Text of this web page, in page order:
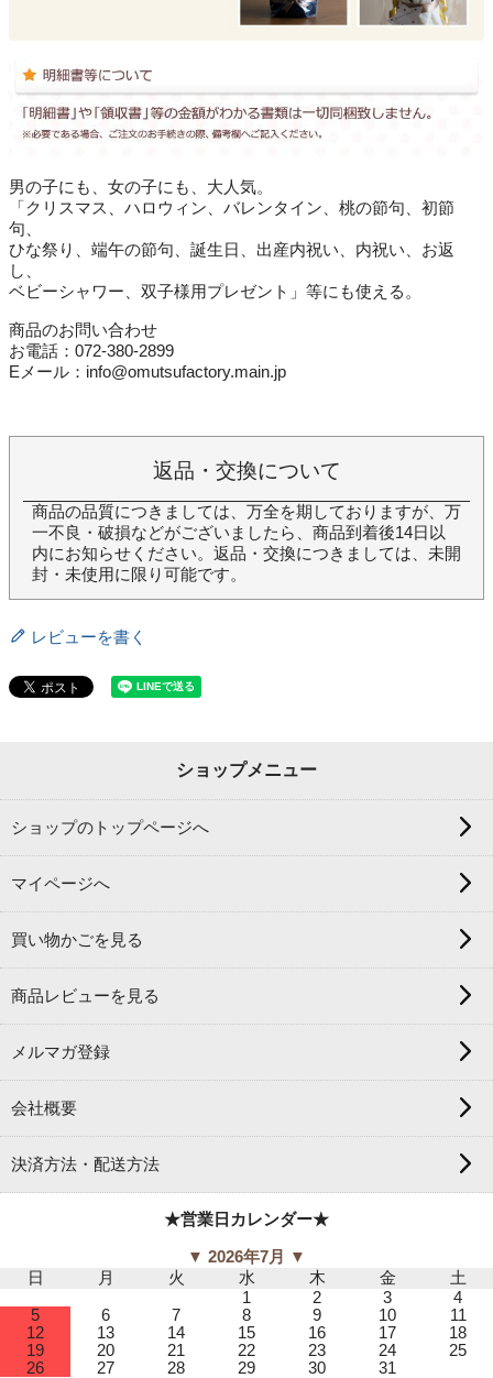
男の子にも、女の子にも、大人気。
「クリスマス、ハロウィン、バレンタイン、桃の節句、初節
句、
ひな祭り、端午の節句、誕生日、出産内祝い、内祝い、お返
し、
ベビーシャワー、双子様用プレゼント」等にも使える。
商品のお問い合わせ
お電話：072-380-2899
Eメール：info@omutsufactory.main.jp
返品・交換について
商品の品質につきましては、万全を期しておりますが、万
一不良・破損などがございましたら、商品到着後14日以
内にお知らせください。返品・交換につきましては、未開
封・未使用に限り可能です。
レビューを書く
ショップメニュー
ショップのトップページへ
マイページへ
買い物かごを見る
商品レビューを見る
メルマガ登録
会社概要
決済方法・配送方法
★営業日カレンダー★
▼ 2026年7月 ▼
日
月 火 水 木 金
土
1
2 3
4
5
6 7 8 9 10
11
12
13 14 15 16 17
18
19
20 21 22 23 24
25
26
27 28 29 30 31